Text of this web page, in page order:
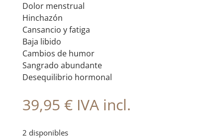
Dolor menstrual
Hinchazón
Cansancio y fatiga
Baja libido
Cambios de humor
Sangrado abundante
Desequilibrio hormonal
39,95 € IVA incl.
2 disponibles